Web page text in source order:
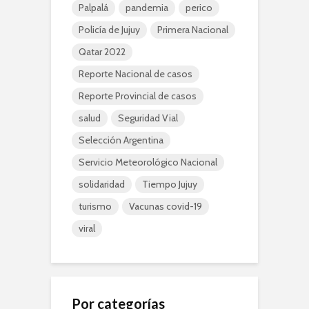
Palpalá pandemia
perico
Policía de Jujuy
Primera Nacional
Qatar 2022
Reporte Nacional de casos
Reporte Provincial de casos
salud
Seguridad Vial
Selección Argentina
Servicio Meteorológico Nacional
solidaridad
Tiempo Jujuy
turismo
Vacunas covid-19
viral
Por categorías